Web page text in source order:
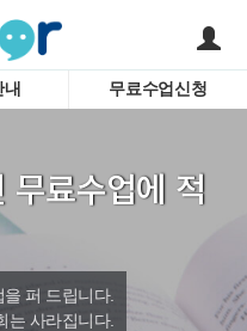
서비스안내
강사소개
회사소개
어린이
비즈니
인터뷰
영자신
수업
무료수업신청
무료수업에 적
퍼 드립니다.
는 사라집니다.